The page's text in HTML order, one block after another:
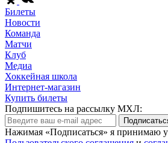
Билеты
Новости
Команда
Матчи
Клуб
Медиа
Хоккейная школа
Интернет-магазин
Купить билеты
Подпишитесь на рассылку МХЛ:
Нажимая «Подписаться» я принимаю